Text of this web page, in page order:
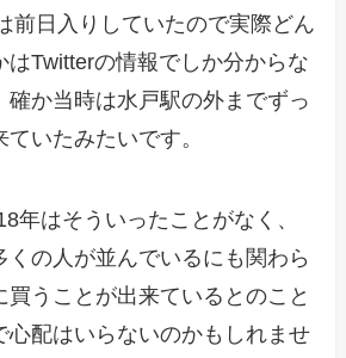
前日入りしていたので実際どん
はTwitterの情報でしか分からな
確か当時は水戸駅の外までずっ
いたみたいです。
年はそういったことがなく、
くの人が並んでいるにも関わら
買うことが出来ているとのこと
心配はいらないのかもしれませ